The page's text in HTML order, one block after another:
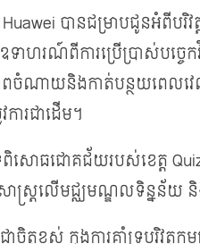
បានជម្រាបជូនអំពីបរិវ
ហរណ៍ពីការប្រើប្រាស់បច្ចេក
ពចំណាយនិងកាត់បន្ថយពេលវ
ារជាដើម។
ជោគជ័យរបស់ខេត្ត
ស្រ្តលើមជ្ឈមណ្ឌលទិន្នន័យ និ